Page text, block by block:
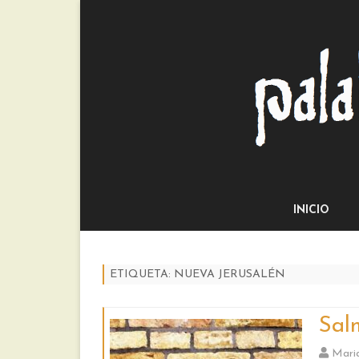
INICIO
ETIQUETA: NUEVA JERUSALÉN